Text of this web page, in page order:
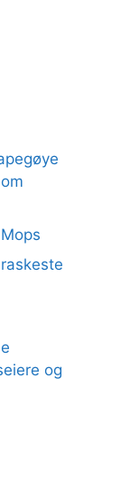
raskeste
og